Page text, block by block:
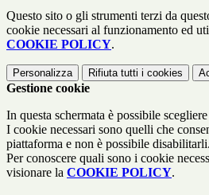
Questo sito o gli strumenti terzi da
cookie necessari al funzionamento ed
COOKIE POLICY.
Personalizza Rifiuta tutti i cookies
Gestione cookie
In questa schermata è possibile
I cookie necessari sono quelli che
piattaforma e non è possibile disabilitarli.
Per conoscere quali sono i cookie
visionare la COOKIE POLICY.